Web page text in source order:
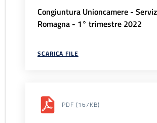
Congiuntura Unioncamere -
Romagna - 1° trimestre 2022
SCARICA FILE
PDF (167KB)